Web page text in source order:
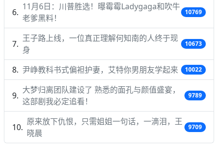
11月6日：川普胜选！曝霉霉Ladygaga和吹牛
老爹黑料！
10769
王子路上线，一位真正理解何知南的人终于现
身
10673
尹峥教科书式偏袒护妻，艾特你男朋友学起来 10022
大梦归离团队建设了 熟悉的面孔与颜值盛宴，
这部剧我必定追看！
9789
原来放下仇恨，只需姐姐一句话，一滴泪，王
晓晨
9709